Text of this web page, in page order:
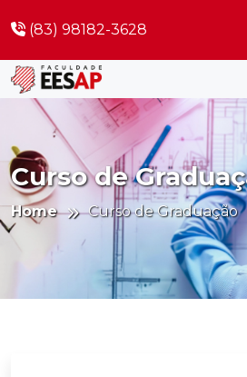
(83) 98182-3628
Curso de
Home Curso de Graduação